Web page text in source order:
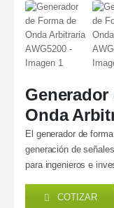
Generador
Onda
El generador de
generación de
para ingenieros e
COTIZAR